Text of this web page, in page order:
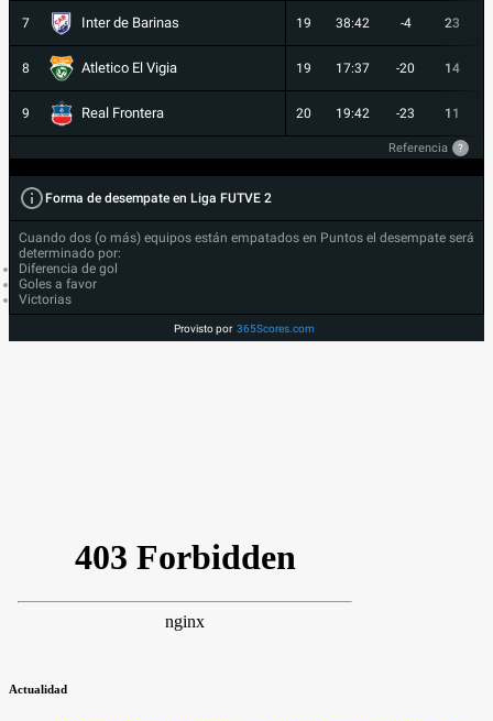
7 Inter de Barinas 19 38:42 -4 23
8 Atletico El Vigia 19 17:37 -20 14
9 Real Frontera 20 19:42 -23 11
Referencia ?
Forma de desempate en Liga FUTVE 2
Cuando dos (o más) equipos están empatados en Puntos el desempate será
determinado por:
Diferencia de gol
Goles a favor
Victorias
Provisto por 365Scores.com
Actualidad